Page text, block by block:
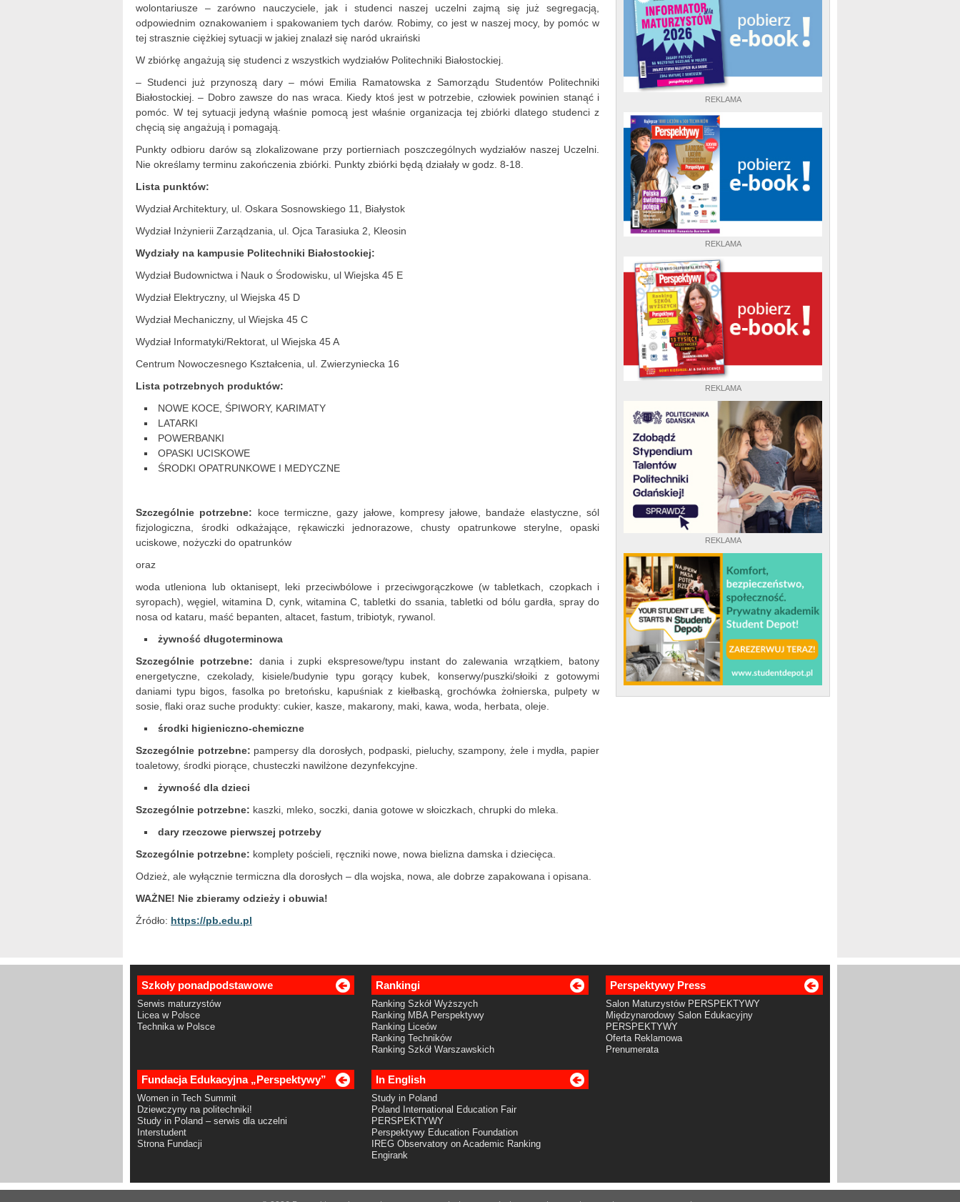
REKLAMA
REKLAMA
REKLAMA
REKLAMA
wolontariusze – zarówno nauczyciele, jak i studenci naszej uczelni zajmą się już segregacją,
odpowiednim oznakowaniem i spakowaniem tych darów. Robimy, co jest w naszej mocy, by pomóc w
tej strasznie ciężkiej sytuacji w jakiej znalazł się naród ukraiński
W zbiórkę angażują się studenci z wszystkich wydziałów Politechniki Białostockiej.
– Studenci już przynoszą dary – mówi Emilia Ramatowska z Samorządu Studentów Politechniki
Białostockiej. – Dobro zawsze do nas wraca. Kiedy ktoś jest w potrzebie, człowiek powinien stanąć i
pomóc. W tej sytuacji jedyną właśnie pomocą jest właśnie organizacja tej zbiórki dlatego studenci z
chęcią się angażują i pomagają.
Punkty odbioru darów są zlokalizowane przy portierniach poszczególnych wydziałów naszej Uczelni.
Nie określamy terminu zakończenia zbiórki. Punkty zbiórki będą działały w godz. 8-18.
Lista punktów:
Wydział Architektury, ul. Oskara Sosnowskiego 11, Białystok
Wydział Inżynierii Zarządzania, ul. Ojca Tarasiuka 2, Kleosin
Wydziały na kampusie Politechniki Białostockiej:
Wydział Budownictwa i Nauk o Środowisku, ul Wiejska 45 E
Wydział Elektryczny, ul Wiejska 45 D
Wydział Mechaniczny, ul Wiejska 45 C
Wydział Informatyki/Rektorat, ul Wiejska 45 A
Centrum Nowoczesnego Kształcenia, ul. Zwierzyniecka 16
Lista potrzebnych produktów:
NOWE KOCE, ŚPIWORY, KARIMATY
LATARKI
POWERBANKI
OPASKI UCISKOWE
ŚRODKI OPATRUNKOWE I MEDYCZNE
Szczególnie potrzebne: koce termiczne, gazy jałowe, kompresy jałowe, bandaże elastyczne, sól
fizjologiczna, środki odkażające, rękawiczki jednorazowe, chusty opatrunkowe sterylne, opaski
uciskowe, nożyczki do opatrunków
oraz
woda utleniona lub oktanisept, leki przeciwbólowe i przeciwgorączkowe (w tabletkach, czopkach i
syropach), węgiel, witamina D, cynk, witamina C, tabletki do ssania, tabletki od bólu gardła, spray do
nosa od kataru, maść bepanten, altacet, fastum, tribiotyk, rywanol.
żywność długoterminowa
Szczególnie potrzebne: dania i zupki ekspresowe/typu instant do zalewania wrzątkiem, batony
energetyczne, czekolady, kisiele/budynie typu gorący kubek, konserwy/puszki/słoiki z gotowymi
daniami typu bigos, fasolka po bretońsku, kapuśniak z kiełbaską, grochówka żołnierska, pulpety w
sosie, flaki oraz suche produkty: cukier, kasze, makarony, maki, kawa, woda, herbata, oleje.
środki higieniczno-chemiczne
Szczególnie potrzebne: pampersy dla dorosłych, podpaski, pieluchy, szampony, żele i mydła, papier
toaletowy, środki piorące, chusteczki nawilżone dezynfekcyjne.
żywność dla dzieci
Szczególnie potrzebne: kaszki, mleko, soczki, dania gotowe w słoiczkach, chrupki do mleka.
dary rzeczowe pierwszej potrzeby
Szczególnie potrzebne: komplety pościeli, ręczniki nowe, nowa bielizna damska i dziecięca.
Odzież, ale wyłącznie termiczna dla dorosłych – dla wojska, nowa, ale dobrze zapakowana i opisana.
WAŻNE! Nie zbieramy odzieży i obuwia!
Źródło: https://pb.edu.pl
Szkoły ponadpodstawowe
Serwis maturzystów
Licea w Polsce
Technika w Polsce
Rankingi
Ranking Szkół Wyższych
Ranking MBA Perspektywy
Ranking Liceów
Ranking Techników
Ranking Szkół Warszawskich
Perspektywy Press
Salon Maturzystów PERSPEKTYWY
Międzynarodowy Salon Edukacyjny
PERSPEKTYWY
Oferta Reklamowa
Prenumerata
Fundacja Edukacyjna „Perspektywy”
Women in Tech Summit
Dziewczyny na politechniki!
Study in Poland – serwis dla uczelni
Interstudent
Strona Fundacji
In English
Study in Poland
Poland International Education Fair
PERSPEKTYWY
Perspektywy Education Foundation
IREG Observatory on Academic Ranking
Engirank